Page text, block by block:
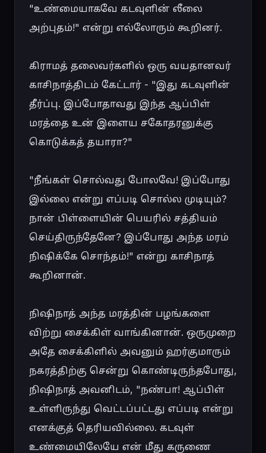
"உண்மையாகவே கடவுளின் லீலை
அற்புதம்!" என்று எல்லோரும் கூறினர்.
கிராமத் தலைவர்களில் ஒரு வயதானவர்
காசிநாத்திடம் கேட்டார் - "இது கடவுளின்
தீர்ப்பு. இப்போதாவது இந்த ஆப்பிள்
மரத்தை உன் இளைய சகோதரனுக்கு
கொடுக்கத் தயாரா?"
"நீங்கள் சொல்வது போலவே! இப்போது
இல்லை என்று எப்படி சொல்ல முடியும்?
நான் பிள்ளையின் பெயரில் சத்தியம்
செய்திருந்தேனே? இப்போது அந்த மரம்
நிஷிக்கே சொந்தம்!" என்று காசிநாத்
கூறினான்.
நிஷிநாத் அந்த மரத்தின் பழங்களை
விற்று சைக்கிள் வாங்கினான். ஒருமுறை
அதே சைக்கிளில் அவனும் ஹர்குமாரும்
நகரத்திற்கு சென்று கொண்டிருந்தபோது,
நிஷிநாத் அவனிடம், "நண்பா! ஆப்பிள்
உள்ளிருந்து வெட்டப்பட்டது எப்படி என்று
எனக்குத் தெரியவில்லை. கடவுள்
உண்மையிலேயே என் மீது கருணை